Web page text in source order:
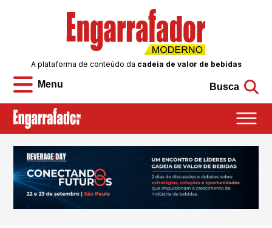
Menu
A plataforma de conteúdo da cadeia de valor de bebidas
Busca